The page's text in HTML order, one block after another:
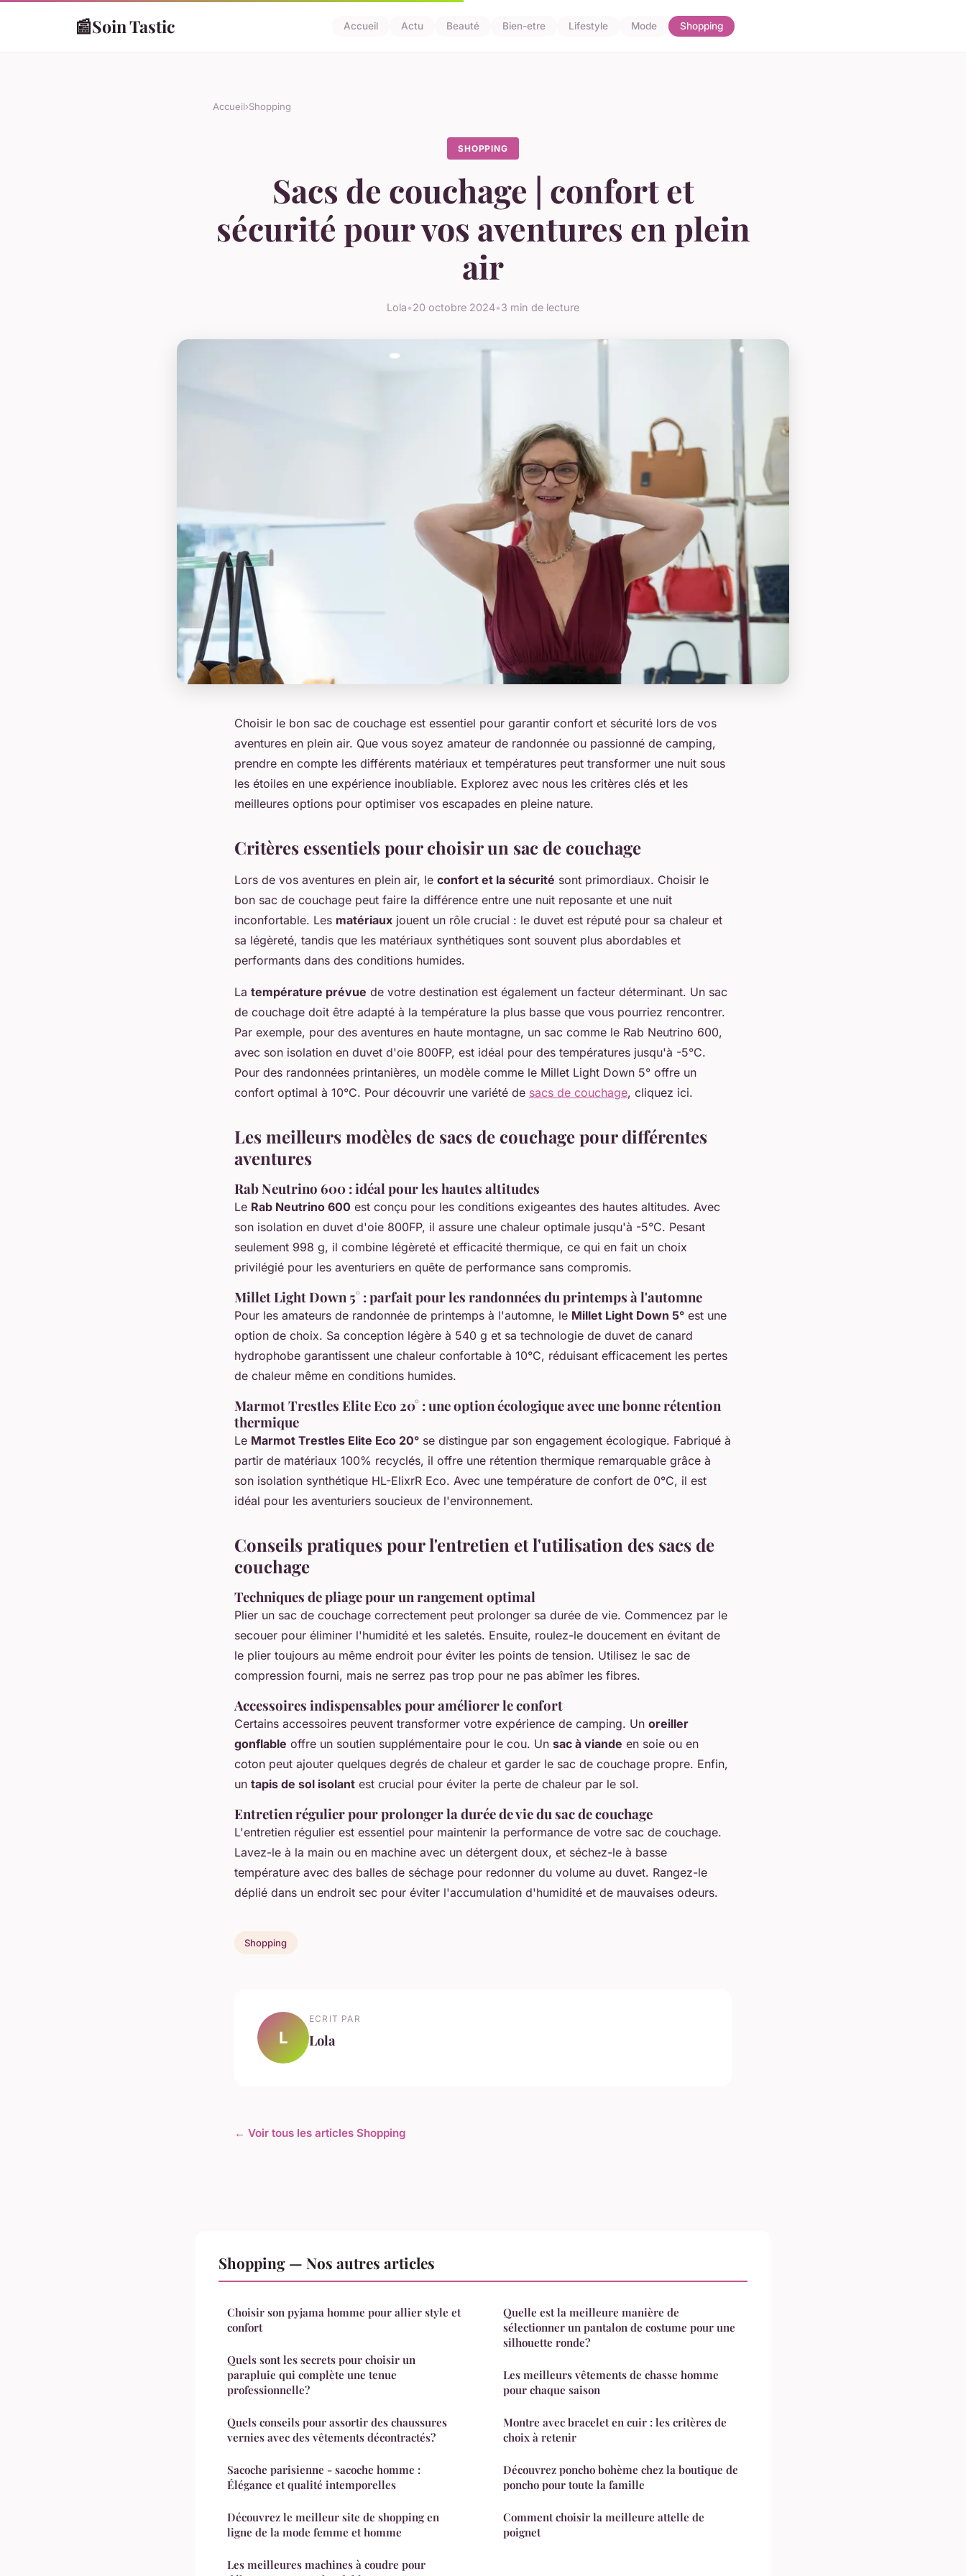
📰Soin Tastic Accueil Actu Beauté Bien-etre Lifestyle Mode Shopping
Accueil›Shopping
SHOPPING
Sacs de couchage | confort et
sécurité pour vos aventures en plein
air
Lola•20 octobre 2024•3 min de lecture
Choisir le bon sac de couchage est essentiel pour garantir confort et sécurité lors de vos
aventures en plein air. Que vous soyez amateur de randonnée ou passionné de camping,
prendre en compte les différents matériaux et températures peut transformer une nuit sous
les étoiles en une expérience inoubliable. Explorez avec nous les critères clés et les
meilleures options pour optimiser vos escapades en pleine nature.
Critères essentiels pour choisir un sac de couchage
Lors de vos aventures en plein air, le confort et la sécurité sont primordiaux. Choisir le
bon sac de couchage peut faire la différence entre une nuit reposante et une nuit
inconfortable. Les matériaux jouent un rôle crucial : le duvet est réputé pour sa chaleur et
sa légèreté, tandis que les matériaux synthétiques sont souvent plus abordables et
performants dans des conditions humides.
La température prévue de votre destination est également un facteur déterminant. Un sac
de couchage doit être adapté à la température la plus basse que vous pourriez rencontrer.
Par exemple, pour des aventures en haute montagne, un sac comme le Rab Neutrino 600,
avec son isolation en duvet d'oie 800FP, est idéal pour des températures jusqu'à -5°C.
Pour des randonnées printanières, un modèle comme le Millet Light Down 5° offre un
confort optimal à 10°C. Pour découvrir une variété de sacs de couchage, cliquez ici.
Les meilleurs modèles de sacs de couchage pour différentes
aventures
Rab Neutrino 600 : idéal pour les hautes altitudes
Le Rab Neutrino 600 est conçu pour les conditions exigeantes des hautes altitudes. Avec
son isolation en duvet d'oie 800FP, il assure une chaleur optimale jusqu'à -5°C. Pesant
seulement 998 g, il combine légèreté et efficacité thermique, ce qui en fait un choix
privilégié pour les aventuriers en quête de performance sans compromis.
Millet Light Down 5° : parfait pour les randonnées du printemps à l'automne
Pour les amateurs de randonnée de printemps à l'automne, le Millet Light Down 5° est une
option de choix. Sa conception légère à 540 g et sa technologie de duvet de canard
hydrophobe garantissent une chaleur confortable à 10°C, réduisant efficacement les pertes
de chaleur même en conditions humides.
Marmot Trestles Elite Eco 20° : une option écologique avec une bonne rétention
thermique
Le Marmot Trestles Elite Eco 20° se distingue par son engagement écologique. Fabriqué à
partir de matériaux 100% recyclés, il offre une rétention thermique remarquable grâce à
son isolation synthétique HL-ElixrR Eco. Avec une température de confort de 0°C, il est
idéal pour les aventuriers soucieux de l'environnement.
Conseils pratiques pour l'entretien et l'utilisation des sacs de
couchage
Techniques de pliage pour un rangement optimal
Plier un sac de couchage correctement peut prolonger sa durée de vie. Commencez par le
secouer pour éliminer l'humidité et les saletés. Ensuite, roulez-le doucement en évitant de
le plier toujours au même endroit pour éviter les points de tension. Utilisez le sac de
compression fourni, mais ne serrez pas trop pour ne pas abîmer les fibres.
Accessoires indispensables pour améliorer le confort
Certains accessoires peuvent transformer votre expérience de camping. Un oreiller
gonflable offre un soutien supplémentaire pour le cou. Un sac à viande en soie ou en
coton peut ajouter quelques degrés de chaleur et garder le sac de couchage propre. Enfin,
un tapis de sol isolant est crucial pour éviter la perte de chaleur par le sol.
Entretien régulier pour prolonger la durée de vie du sac de couchage
L'entretien régulier est essentiel pour maintenir la performance de votre sac de couchage.
Lavez-le à la main ou en machine avec un détergent doux, et séchez-le à basse
température avec des balles de séchage pour redonner du volume au duvet. Rangez-le
déplié dans un endroit sec pour éviter l'accumulation d'humidité et de mauvaises odeurs.
Shopping
L
ECRIT PAR
Lola
← Voir tous les articles Shopping
Shopping — Nos autres articles
Choisir son pyjama homme pour allier style et
confort
Quels sont les secrets pour choisir un
parapluie qui complète une tenue
professionnelle?
Quels conseils pour assortir des chaussures
vernies avec des vêtements décontractés?
Sacoche parisienne - sacoche homme :
Élégance et qualité intemporelles
Découvrez le meilleur site de shopping en
ligne de la mode femme et homme
Les meilleures machines à coudre pour
Quelle est la meilleure manière de
sélectionner un pantalon de costume pour une
silhouette ronde?
Les meilleurs vêtements de chasse homme
pour chaque saison
Montre avec bracelet en cuir : les critères de
choix à retenir
Découvrez poncho bohème chez la boutique de
poncho pour toute la famille
Comment choisir la meilleure attelle de
poignet